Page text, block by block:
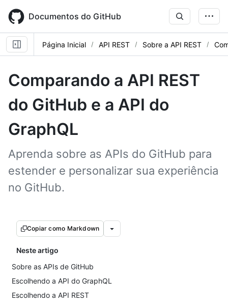
main
content
Documentos do GitHub
Página Inicial API REST Sobre a API REST
Comparando a API REST
do GitHub e a API do
GraphQL
Aprenda sobre as APIs do GitHub para
estender e personalizar sua experiência
no GitHub.
Copiar como Markdown
Neste artigo
Sobre as APIs de GitHub
Escolhendo a API do GraphQL
Escolhendo a API REST